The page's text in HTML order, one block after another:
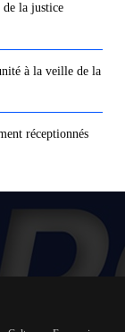
la justice
à la veille de la
réceptionnés